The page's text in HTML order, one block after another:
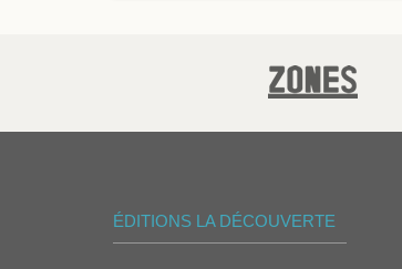
ÉDITIONS LA DÉCOUVERTE